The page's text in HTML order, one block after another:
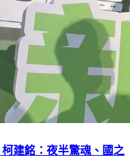
建銘：夜半驚魂、國之